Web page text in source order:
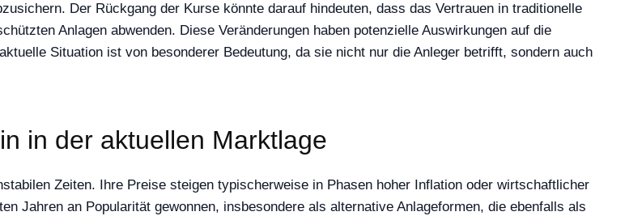
Der Rückgang der Kurse könnte darauf hindeuten, dass das Vertrauen in traditionelle
Anlagen abwenden. Diese Veränderungen haben potenzielle Auswirkungen auf die
Situation ist von besonderer Bedeutung, da sie nicht nur die Anleger betrifft, sondern auch
in der aktuellen Marktlage
Zeiten. Ihre Preise steigen typischerweise in Phasen hoher Inflation oder wirtschaftlicher
Jahren an Popularität gewonnen, insbesondere als alternative Anlageformen, die ebenfalls als